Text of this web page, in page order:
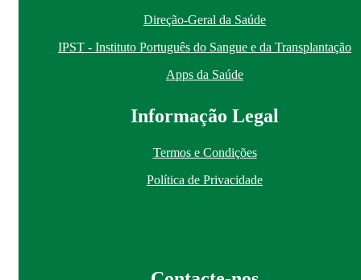
Direção-Geral da Saúde
IPST - Instituto Português do Sangue e da Transplantação
Apps da Saúde
Informação Legal
Termos e Condições
Política de Privacidade